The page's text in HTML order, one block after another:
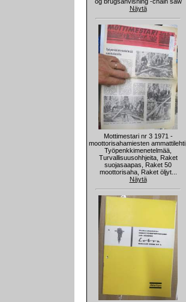
Näytä
Mottimestari nr 3 1971 -
moottorisahamiesten ammattilehti,
Työpenkkimenetelmää,
Turvallisuusohhjeita, Raket
suojasaapas, Raket 50
moottorisaha, Raket öljyt...
Näytä